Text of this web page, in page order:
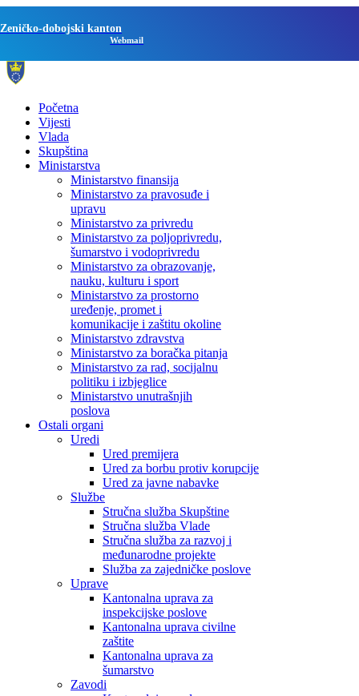
Zeničko-dobojski kanton
Webmail
Početna
Vijesti
Vlada
Skupština
Ministarstva
Ministarstvo finansija
Ministarstvo za pravosuđe i
upravu
Ministarstvo za privredu
Ministarstvo za poljoprivredu,
šumarstvo i vodoprivredu
Ministarstvo za obrazovanje,
nauku, kulturu i sport
Ministarstvo za prostorno
uređenje, promet i
komunikacije i zaštitu okoline
Ministarstvo zdravstva
Ministarstvo za boračka pitanja
Ministarstvo za rad, socijalnu
politiku i izbjeglice
Ministarstvo unutrašnjih
poslova
Ostali organi
Uredi
Ured premijera
Ured za borbu protiv korupcije
Ured za javne nabavke
Službe
Stručna služba Skupštine
Stručna služba Vlade
Stručna služba za razvoj i
međunarodne projekte
Služba za zajedničke poslove
Uprave
Kantonalna uprava za
inspekcijske poslove
Kantonalna uprava civilne
zaštite
Kantonalna uprava za
šumarstvo
Zavodi